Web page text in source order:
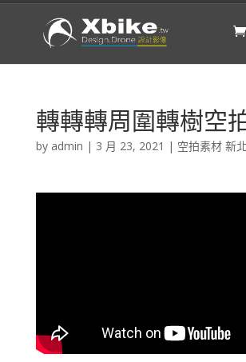
轉轉轉周圍轉樹空
by admin | 3 月 23, 2021 | 空拍素材 新